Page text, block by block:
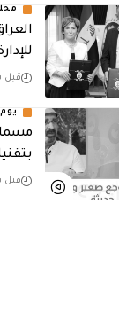
قبل
قبل